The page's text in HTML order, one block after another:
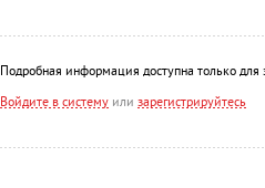
Подробная информация доступна только для
Войдите в системуили зарегистрируйтесь